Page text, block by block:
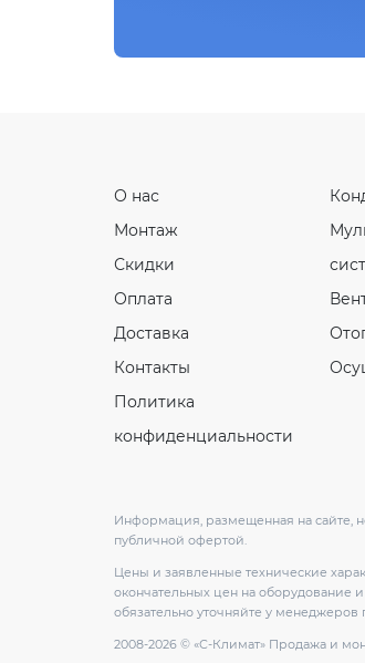
О нас
Монтаж
Скидки
Оплата
Доставка
Контакты
Политика
конфиденциальности
Информация, размещенная на сайте,
публичной офертой.
Цены и заявленные технические
окончательных цен на оборудование
обязательно уточняйте у менеджеров
2008-2026 © «С-Климат» Продажа и